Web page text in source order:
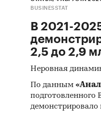
BUSINESSTAT
В 2021-
2,5 до 2,9
Неровная
По данным
подготовленного
демонстрировало